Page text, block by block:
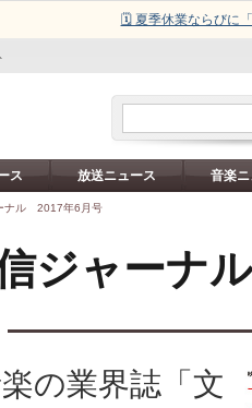
🗓️ 夏季休業ならびに
ス 放送ニュース 音楽
ナル 2017年6月号
ジャーナル
の業界誌「文